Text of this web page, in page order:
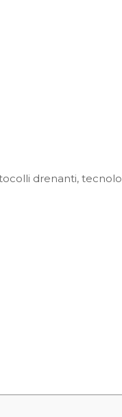
drenanti,